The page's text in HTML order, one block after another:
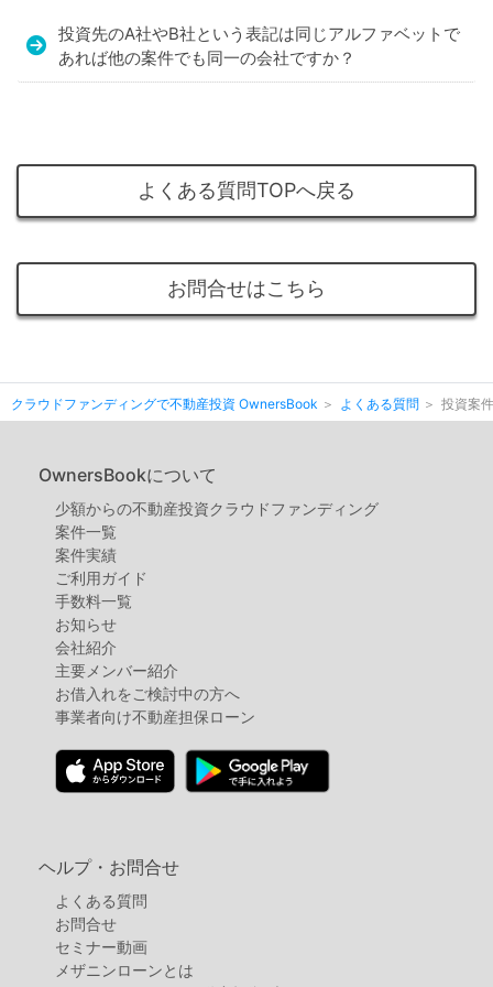
投資先のA社やB社という表記は同じアルファベットで
あれば他の案件でも同一の会社ですか？
よくある質問TOPへ戻る
お問合せはこちら
クラウドファンディングで不動産投資 OwnersBook よくある質問 投資案
OwnersBookについて
少額からの不動産投資クラウドファンディング
案件⼀覧
案件実績
ご利用ガイド
手数料一覧
お知らせ
会社紹介
主要メンバー紹介
お借入れをご検討中の方へ
事業者向け不動産担保ローン
ヘルプ・お問合せ
よくある質問
お問合せ
セミナー動画
メザニンローンとは